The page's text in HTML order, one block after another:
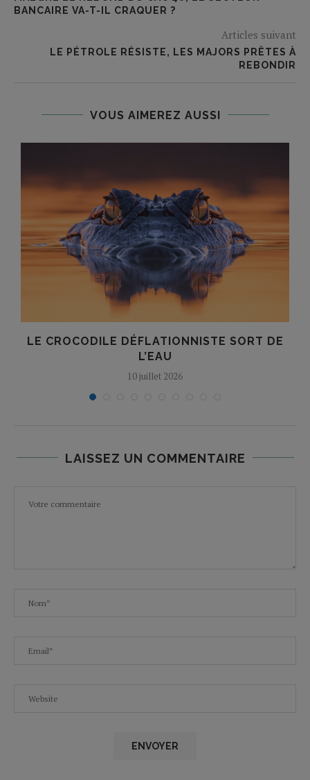
BANCAIRE VA-T-IL CRAQUER ?
Articles suivant
LE PÉTROLE RÉSISTE, LES MAJORS PRÊTES À
REBONDIR
VOUS AIMEREZ AUSSI
LE CROCODILE DÉFLATIONNISTE SORT DE
L’EAU
10 juillet 2026
LAISSEZ UN COMMENTAIRE